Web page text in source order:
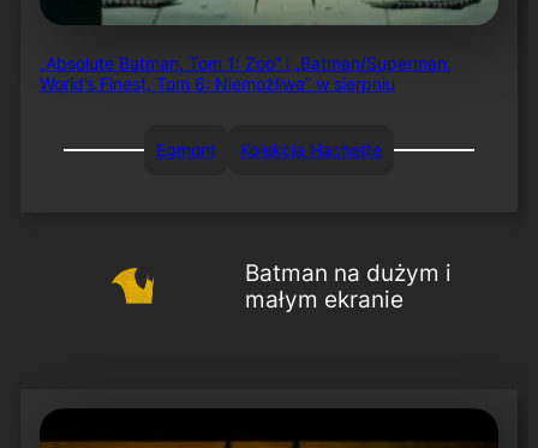
„Absolute Batman, Tom 1: Zoo” i „Batman/Superman.
World’s Finest, Tom 6: Niemożliwe” w sierpniu
Egmont Kolekcja Hachette
Batman na dużym i
małym ekranie